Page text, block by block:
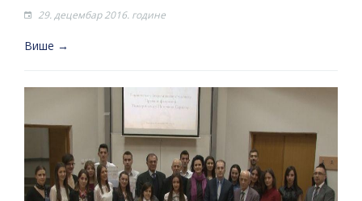
29. децембар 2016. године
Више →